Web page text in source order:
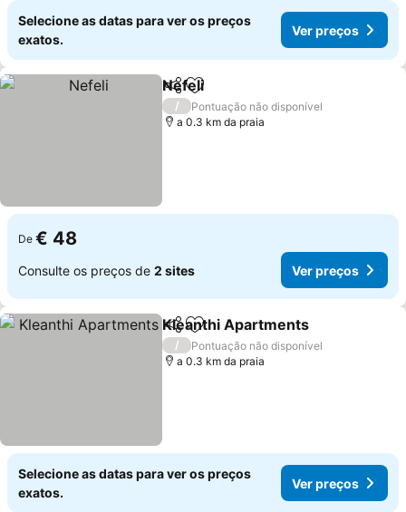
Selecione as datas para ver os preços
exatos.
Ver preços
PartilharAdicionar aos favoritos
Nefeli
/
Pontuação não disponível
a 0.3 km da praia
De € 48
Consulte os preços de 2 sites Ver preços
PartilharAdicionar aos favoritos
Kleanthi Apartments
/
Pontuação não disponível
a 0.3 km da praia
Selecione as datas para ver os preços
exatos.
Ver preços